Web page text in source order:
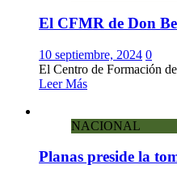
El CFMR de Don
10 septiembre, 2024 0
El Centro de Formación
Leer Más
NACIONAL
Planas preside la